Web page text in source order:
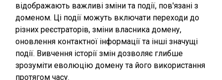
відображають важливі зміни та події, пов'язані з
доменом. Ці події можуть включати переходи до
різних реєстраторів, зміни власника домену,
оновлення контактної інформації та інші значущі
події. Вивчення історії змін дозволяє глибше
зрозуміти еволюцію домену та його використання
протягом часу.